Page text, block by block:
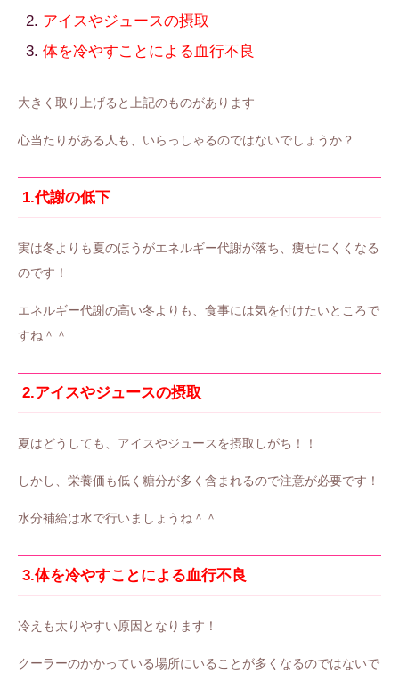
アイスやジュースの摂取
体を冷やすことによる血行不良
大きく取り上げると上記のものがあります
心当たりがある人も、いらっしゃるのではないでしょうか？
1.代謝の低下
実は冬よりも夏のほうがエネルギー代謝が落ち、痩せにくくなる
のです！
エネルギー代謝の高い冬よりも、食事には気を付けたいところで
すね＾＾
2.アイスやジュースの摂取
夏はどうしても、アイスやジュースを摂取しがち！！
しかし、栄養価も低く糖分が多く含まれるので注意が必要です！
水分補給は水で行いましょうね＾＾
3.体を冷やすことによる血行不良
冷えも太りやすい原因となります！
クーラーのかかっている場所にいることが多くなるのではないで